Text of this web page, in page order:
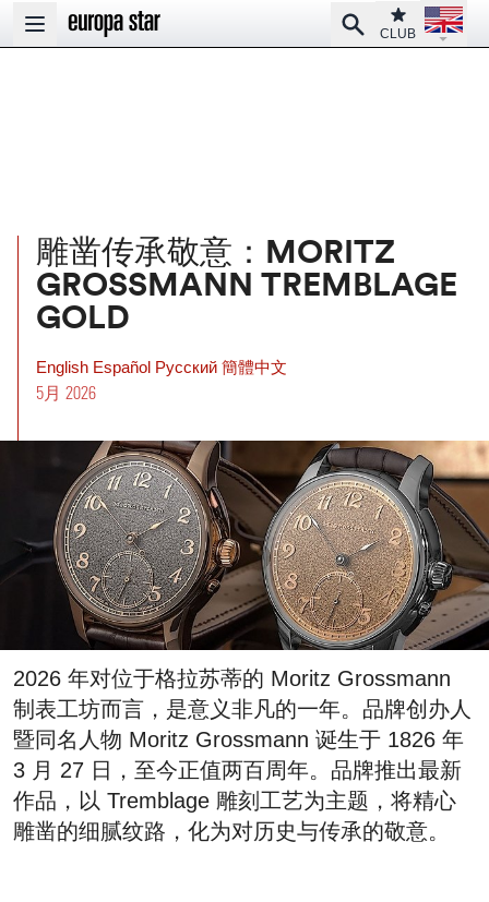
Open main menu
SearchClub
CLUB
Open
雕凿传承敬意：MORITZ
GROSSMANN TREMBLAGE
GOLD
English Español Pусский 簡體中文
5月 2026
2026 年对位于格拉苏蒂的 Moritz Grossmann
制表工坊而言，是意义非凡的一年。品牌创办人
暨同名人物 Moritz Grossmann 诞生于 1826 年
3 月 27 日，至今正值两百周年。品牌推出最新
作品，以 Tremblage 雕刻工艺为主题，将精心
雕凿的细腻纹路，化为对历史与传承的敬意。